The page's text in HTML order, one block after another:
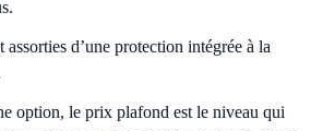
d’une protection intégrée à la
option, le prix plafond est le niveau qui